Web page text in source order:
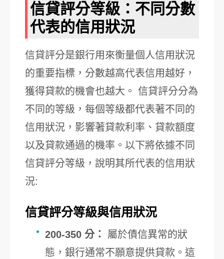
信貸評分等級：不同分數
代表的信用狀況
信貸評分是銀行用來衡量個人信用狀況
的重要指標，分數越高代表信用越好，
獲得貸款的機會也越大。 信貸評分分為
不同的等級，每個等級都代表著不同的
信用狀況，影響著貸款利率、貸款額度
以及貸款通過的機率。以下將依據不同
信貸評分等級，說明其所代表的信用狀
況:
信貸評分等級與信用狀況
200-350 分：
屬於債信異常的狀
態，銀行通常不願意提供貸款。這